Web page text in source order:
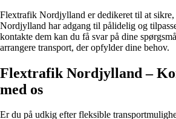
Flextrafik Nordjylland er dedikeret til at sikre,
Nordjylland har adgang til pålidelig og
kontakte dem kan du få svar på dine
arrangere transport, der opfylder dine behov.
Flextrafik Nordjylland –
med os
Er du på udkig efter fleksible